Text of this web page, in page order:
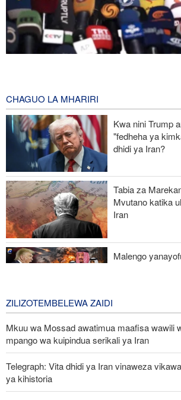
Malaysia na Indonesia zasisitiza kuunga
maeneo matakatifu Baytul-Muqaddas
Afrika Kusini yaadhimisha Maandamano ya
mapambano ya uhuru bado yanaendelea
UNICEF yachukua hatua dhidi ya afisa
ujasusi kwa maslahi ya Israel
Jenerali wa Trump anatafuta njia ya
machaguo ya kijeshi ya Marekani
CHAGUO LA MHARIRI
Kwa nini Trump
"fedheha ya
dhidi ya Iran?
Tabia za
Mvutano katika
Iran
Malengo
ZILIZOTEMBELEWA ZAIDI
Mkuu wa Mossad awatimua maafisa wawili
mpango wa kuipindua serikali ya Iran
Telegraph: Vita dhidi ya Iran vinaweza
ya kihistoria